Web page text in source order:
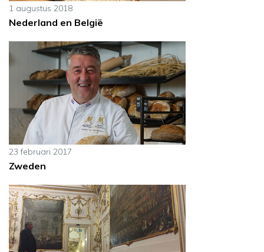
1 augustus 2018
Nederland en België
23 februari 2017
Zweden